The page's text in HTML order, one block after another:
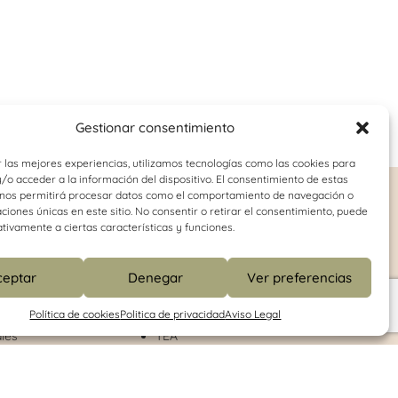
Gestionar consentimiento
las mejores experiencias, utilizamos tecnologías como las cookies para
o acceder a la información del dispositivo. El consentimiento de estas
permitirá procesar datos como el comportamiento de navegación o
únicas en este sitio. No consentir o retirar el consentimiento, puede
a ciertas características y funciones.
Denegar Ver preferencias
Política de cookiesPolitica de privacidadAviso Legal
juvenil Logopedia
Disfemia
Dislexia
Retraso del lenguaje
Habilidades de comunicación
TEA